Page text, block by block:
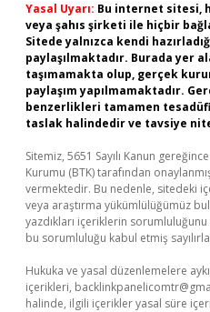
Yasal Uyarı: Bu internet sitesi,
veya şahıs şirketi ile hiçbir
Sitede yalnızca kendi
paylaşılmaktadır. Burada yer
taşımamakta olup, gerçek
paylaşım yapılmamaktadır.
benzerlikleri tamamen
taslak halindedir ve tavsiye
Sitemiz, 5651 Sayılı Kanun
Kurumu (BTK) tarafından
vermektedir. Bu nedenle, sitedeki
veya araştırma yükümlülüğümüz
yazdıkları içeriklerin
bu sorumluluğu kabul etmiş
Hukuka ve yasal düzenlemelere
içerikleri,
halinde, ilgili içerikler yasal süre